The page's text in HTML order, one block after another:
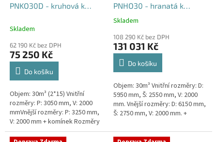
PNKO30D - kruhová k
Skladem
62 190 Kč bez DPH
75 250 Kč
Do košíku
Objem: 30m³ (2*15) Vnitřní
rozměry: P: 3050 mm, V: 2000
mmVnější rozměry: P: 3250 mm,
V: 2000 mm + komínek Rozměry
nádrže možno jakkoliv upravit -
vyrobíme nádrž na...
PNHO30 - hranatá k
obetonování
Průměrné
produktu
je
5,0
hvězdiček.
Skladem
108 290 Kč bez DPH
131 031 Kč
Do košíku
Objem: 30m³ Vnitřní rozměry: D:
5950 mm, Š: 2550 mm, V: 2000
mm. Vnější rozměry: D: 6150 mm,
Š: 2750 mm, V: 2000 mm. +
týdny od objednávky....